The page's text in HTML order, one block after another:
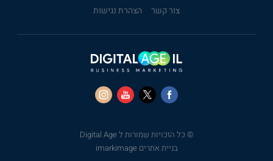
צור קשר
הצהרת נגישות
© כל הזכויות שמורות ל Digital Age
בניית אתרים imarkimage